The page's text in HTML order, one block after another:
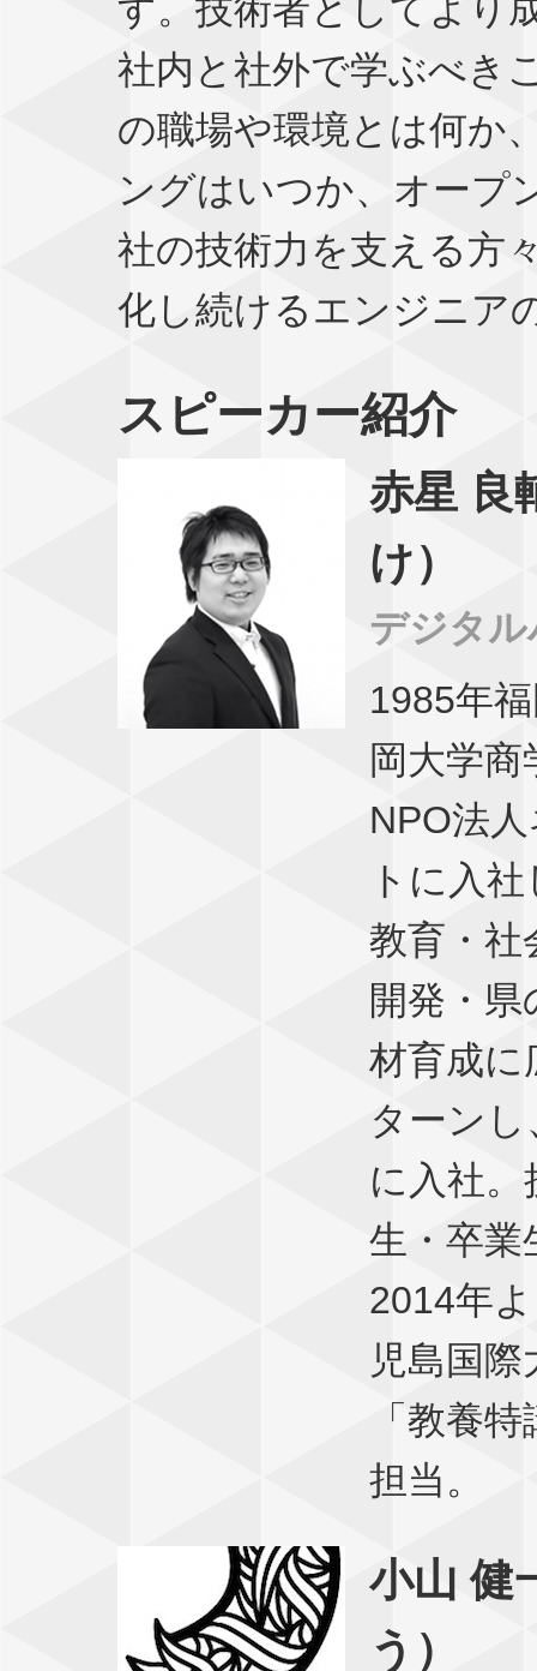
す。技術者としてより
社内と社外で学ぶべき
の職場や環境とは何か
ングはいつか、オープ
社の技術力を支える方
化し続けるエンジニア
スピーカー紹介
赤星 良
け）
デジタ
1985年
岡大学
NPO法
トに入
教育・社
開発・
材育成に
ターン
に入社
生・卒業
2014年
児島国
「教養
担当。
小山 健
う）